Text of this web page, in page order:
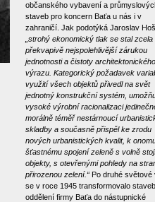
občanského vybavení a
staveb pro koncern Baťa u nás i v
zahraničí. Jak podotýká Jaroslav
„strohý ekonomický tlak se stal zcela
překvapivě nejspolehlivější zárukou
jednotnosti a čistoty architektonického
výrazu. Kategorický požadavek
využití všech objektů přivedl na svět
jednotný konstrukční systém,
vysoké výrobní racionalizaci
morálně téměř nestárnoucí
skladby a současně přispěl ke zrodu
nových urbanistických kvalit, k
šťastnému spojení zeleně s volně
objekty, s otevřenými pohledy na
přirozenou zelení.“ Po druhé světové
se v roce 1945 transformovalo
oddělení firmy Baťa do nástupnické